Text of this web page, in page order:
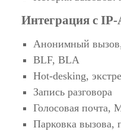
Интеграция с
Анонимный
BLF, BLA
Hot-desking,
Запись разговора
Голосовая почта,
Парковка вызова,